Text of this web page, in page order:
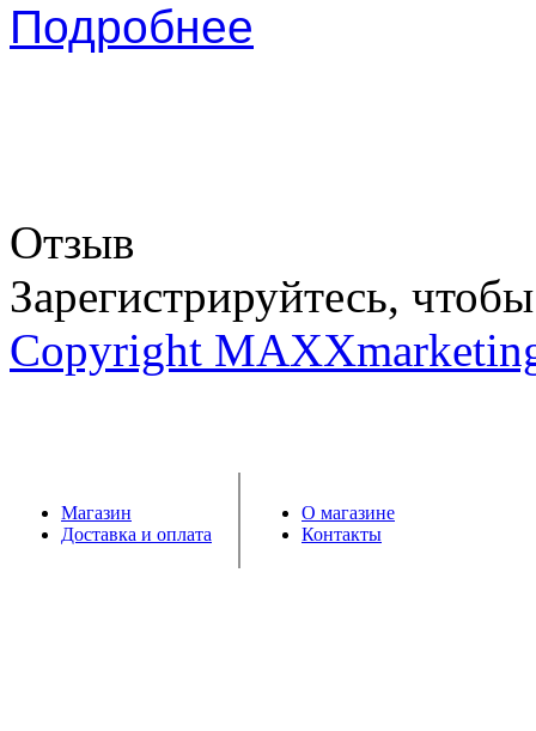
Подробнее
Отзыв
Зарегистрируйтесь,
Copyright
Магазин
Доставка и оплата
О магазине
Контакты